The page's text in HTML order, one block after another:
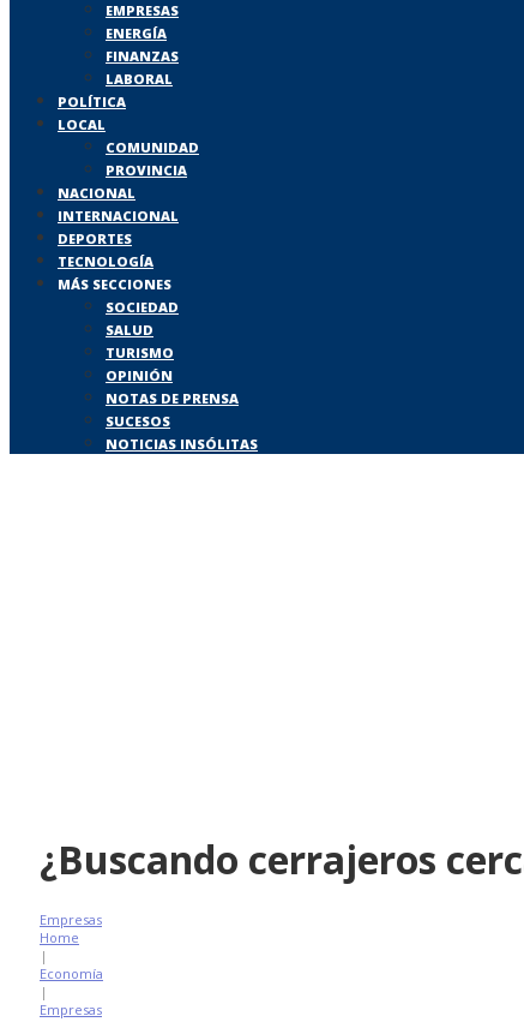
EMPRESAS
ENERGÍA
FINANZAS
LABORAL
POLÍTICA
LOCAL
COMUNIDAD
PROVINCIA
NACIONAL
INTERNACIONAL
DEPORTES
TECNOLOGÍA
MÁS SECCIONES
SOCIEDAD
SALUD
TURISMO
OPINIÓN
NOTAS DE PRENSA
SUCESOS
NOTICIAS INSÓLITAS
¿Buscando cerrajeros
Empresas
Home
|
Economía
|
Empresas